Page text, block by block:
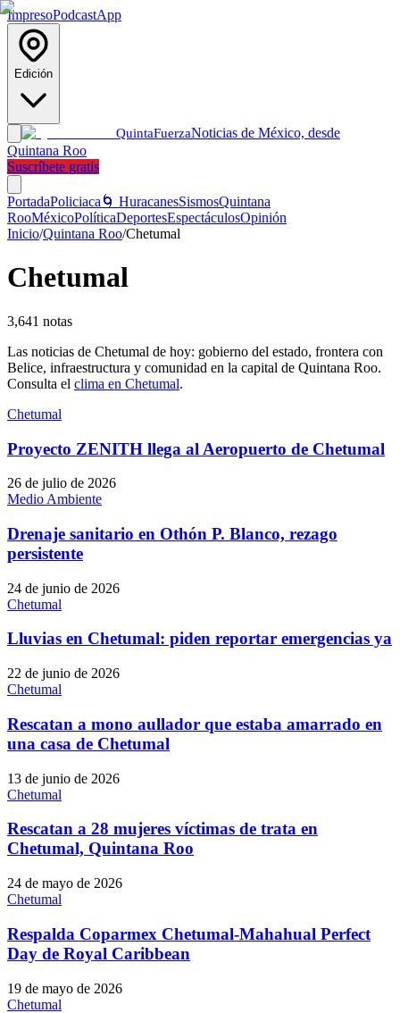
ImpresoPodcastApp
Edición
QuintaFuerzaNoticias de México, desde
Quintana Roo
Suscríbete gratis
PortadaPoliciaca 🌀 HuracanesSismosQuintana
RooMéxicoPolíticaDeportesEspectáculosOpinión
Inicio/Quintana Roo/Chetumal
Chetumal
3,641 notas
Las noticias de Chetumal de hoy: gobierno del estado, frontera con
Belice, infraestructura y comunidad en la capital de Quintana Roo.
Consulta el clima en Chetumal.
Chetumal
Proyecto ZENITH llega al Aeropuerto de Chetumal
26 de julio de 2026
Medio Ambiente
Drenaje sanitario en Othón P. Blanco, rezago
persistente
24 de junio de 2026
Chetumal
Lluvias en Chetumal: piden reportar emergencias ya
22 de junio de 2026
Chetumal
Rescatan a mono aullador que estaba amarrado en
una casa de Chetumal
13 de junio de 2026
Chetumal
Rescatan a 28 mujeres víctimas de trata en
Chetumal, Quintana Roo
24 de mayo de 2026
Chetumal
Respalda Coparmex Chetumal-Mahahual Perfect
Day de Royal Caribbean
19 de mayo de 2026
Chetumal